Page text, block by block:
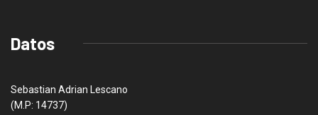
Datos
Sebastian Adrian Lescano
(M.P: 14737)